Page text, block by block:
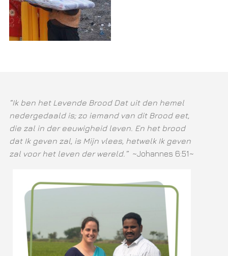
“Ik ben het Levende Brood Dat uit den hemel
nedergedaald is; zo iemand van dit Brood eet,
die zal in der eeuwigheid leven. En het brood
dat Ik geven zal, is Mijn vlees, hetwelk Ik geven
zal voor het leven der wereld.” ~Johannes 6:51~